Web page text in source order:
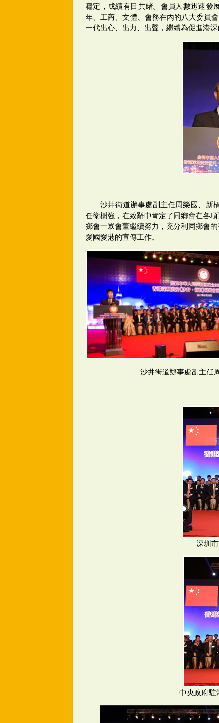
穩定，成績有目共睹。會員人數迅速發
年、工商、文體、會務在內的八大委員
一代出心、出力、出聲，繼續為促進港
沙井街道辦事處副主任周榮國、新
任衛樹強，在致辭中肯定了同鄉會在各
鄉會一眾會董繼續努力，充分利同鄉會
愛國愛港的宣傳工作。
沙井街道辦事處副主任
深圳
中央政府駐